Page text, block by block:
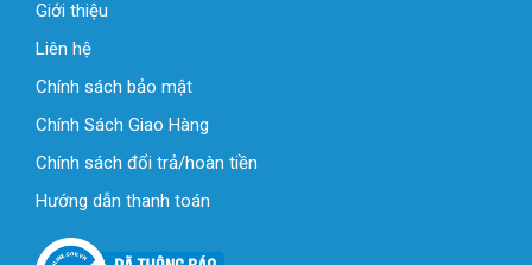
Giới thiệu
Liên hệ
Chính sách bảo mật
Chính Sách Giao Hàng
Chính sách đổi trả/hoàn tiền
Hướng dẫn thanh toán